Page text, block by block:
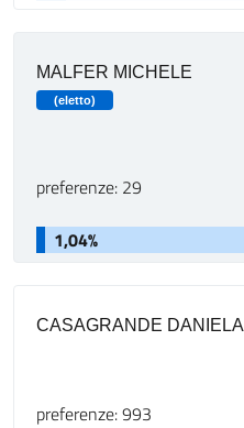
MALFER MICHELE
(eletto)
preferenze: 29
1,04%
CASAGRANDE DANIELA
preferenze: 993